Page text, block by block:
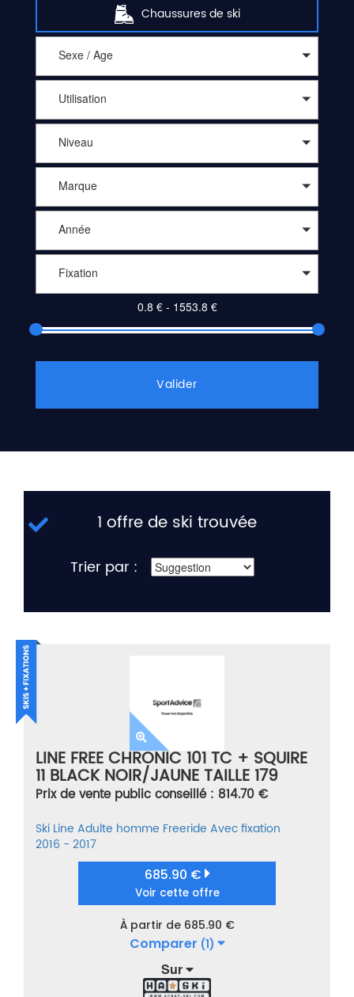
Chaussures de ski
Sexe / Age
Utilisation
Niveau
Marque
Année
Fixation
Valider
1 offre de ski trouvée
Trier par :
LINE FREE CHRONIC 101 TC + SQUIRE
11 BLACK NOIR/JAUNE TAILLE 179
Prix de vente public conseillé : 814.70 €
Ski Line Adulte homme Freeride Avec fixation
2016 - 2017
685.90 €
Voir cette offre
À partir de 685.90 €
Comparer (1)
Sur